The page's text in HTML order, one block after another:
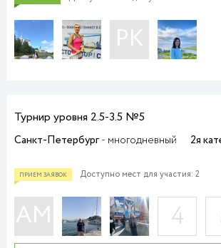
РК
Турнир уровня 2.5-3.5 №5
Санкт-Петербург- многодневный 2я
Доступно мест для участия: 2
АМ 4